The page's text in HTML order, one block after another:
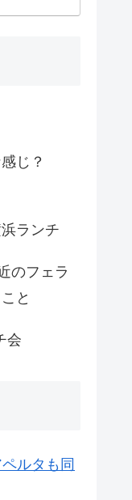
じ？
ランチ
のフェラ
と
会
ルタも同